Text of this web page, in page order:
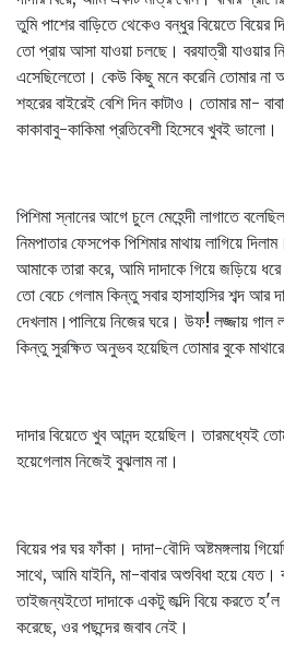
তুমি পাশের বাড়িতে থেকেও বন্ধুর বিয়েতে
তো প্রায় আসা যাওয়া চলছে। বরযাত্রী যাওয়ার
এসেছিলেতো। কেউ কিছু মনে করেনি তোমার না
শহরের বাইরেই বেশি দিন কাটাও। তোমার মা-
কাকাবাবু-কাকিমা প্রতিবেশী হিসেবে খুবই ভালো।
পিশিমা স্নানের আগে চুলে মেহেন্দী লাগাতে
নিমপাতার ফেসপেক পিশিমার মাথায় লাগিয়ে
আমাকে তারা করে, আমি দাদাকে গিয়ে জড়িয়ে ধরে
তো বেচে গেলাম কিন্তু সবার হাসাহাসির শব্দ আর
দেখলাম।পালিয়ে নিজের ঘরে। উফ! লজ্জায় গাল
কিন্তু সুরক্ষিত অনুভব হয়েছিল তোমার বুকে
দাদার বিয়েতে খুব আনন্দ হয়েছিল। তারমধ্যেই
হয়েগেলাম নিজেই বুঝলাম না।
বিয়ের পর ঘর ফাঁকা। দাদা-বৌদি অষ্টমঙ্গলায়
সাথে, আমি যাইনি, মা-বাবার অশুবিধা হয়ে যেত।
তাইজন্যইতো দাদাকে একটু জল্দি বিয়ে করতে
করেছে, ওর পছন্দের জবাব নেই।